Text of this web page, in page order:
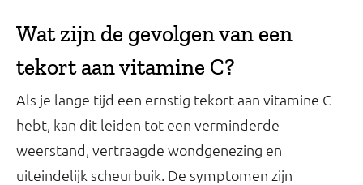
Wat zijn de gevolgen van een
tekort aan vitamine C?
Als je lange tijd een ernstig tekort aan vitamine C
hebt, kan dit leiden tot een verminderde
weerstand, vertraagde wondgenezing en
uiteindelijk scheurbuik. De symptomen zijn